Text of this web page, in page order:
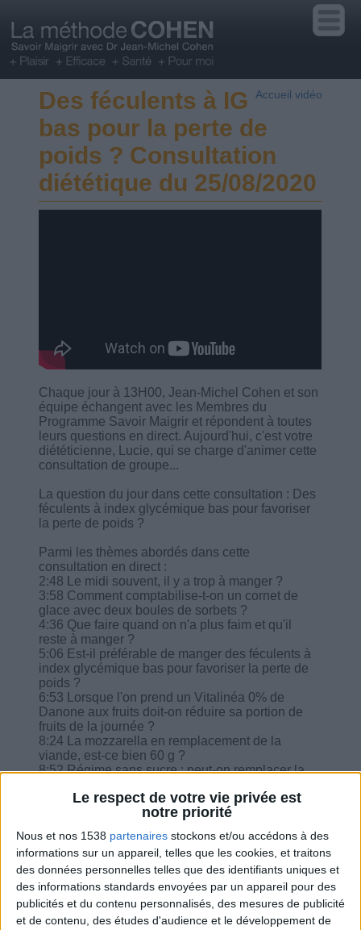
Le respect de votre vie privée est
notre priorité
Nous et nos 1538 partenaires stockons et/ou accédons à des
informations sur un appareil, telles que les cookies, et traitons
des données personnelles telles que des identifiants uniques et
des informations standards envoyées par un appareil pour des
publicités et du contenu personnalisés, des mesures de publicité
et de contenu, des études d'audience et le développement de
Accueil vidéo
Des féculents à IG
bas pour la perte de
poids ? Consultation
diététique du 25/08/2020
Chaque jour à 13H00, Jean-Michel Cohen et son
équipe échangent avec les Membres du
Programme Savoir Maigrir et répondent à toutes
leurs questions en direct. Aujourd'hui, c'est votre
diététicienne, Lucie, qui se charge d'animer cette
consultation de groupe...
La question du jour dans cette consultation : Des
féculents à index glycémique bas pour favoriser
la perte de poids ?
Parmi les thèmes abordés dans cette
consultation en direct :
2:48 Le midi souvent, il y a trop à manger ?
3:58 Comment comptabilise-t-on un cornet de
glace avec deux boules de sorbets ?
4:36 Que faire quand on n'a plus faim et qu'il
reste à manger ?
5:06 Est-il préférable de manger des féculents à
index glycémique bas pour favoriser la perte de
poids ?
6:53 Lorsque l'on prend un Vitalinéa 0% de
Danone aux fruits doit-on réduire sa portion de
fruits de la journée ?
8:24 La mozzarella en remplacement de la
viande, est-ce bien 60 g ?
8:52 Régime sans sucre : peut-on remplacer la
légumineuses ?
9:25 La ménopause n'est-elle pas un frein pour
10:44 J'ai des invités surprise, j'ai envie de
préparer une quiche, salade, glace chantilly
légère pensez-vous que ce soit raisonnable ?
11:37 Objectif -2kg ou -1kg / mois sachant que je
suis un ancien obèse, ancien surpoids ?